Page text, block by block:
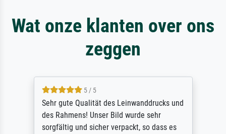
Wat onze klanten over ons
zeggen
5 / 5
Sehr gute Qualität des Leinwanddrucks und
des Rahmens! Unser Bild wurde sehr
sorgfältig und sicher verpackt, so dass es